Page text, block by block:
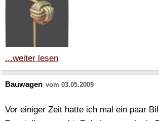
...weiter lesen
Bauwagen vom 03.05.2009
Vor einiger Zeit hatte ich mal ein paar